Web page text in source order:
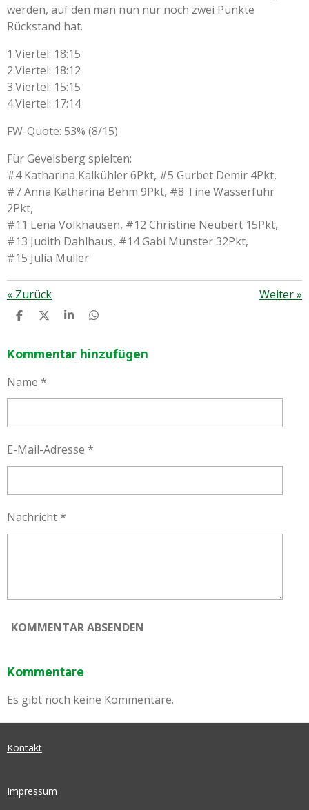
werden, auf den man nun nur noch zwei Punkte
Rückstand hat.
1.Viertel: 18:15
2.Viertel: 18:12
3.Viertel: 15:15
4.Viertel: 17:14
FW-Quote: 53% (8/15)
Für Gevelsberg spielten:
#4 Katharina Kalkühler 6Pkt, #5 Gurbet Demir 4Pkt,
#7 Anna Katharina Behm 9Pkt, #8 Tine Wasserfuhr
2Pkt,
#11 Lena Volkhausen, #12 Christine Neubert 15Pkt,
#13 Judith Dahlhaus, #14 Gabi Münster 32Pkt,
#15 Julia Müller
« Zurück Weiter»
T
L
T
L
T
L
T
L
Kommentar hinzufügen
Name *
E-Mail-Adresse *
Nachricht *
KOMMENTAR ABSENDEN
Kommentare
Es gibt noch keine Kommentare.
Kontakt
Impressum